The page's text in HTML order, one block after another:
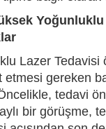
Lazer Tedavisi
etmesi gereken
tedavi
bir görüşme,